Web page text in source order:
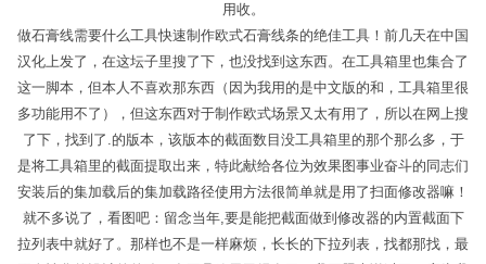
用收。
做石膏线需要什么工具快速制作欧式石膏线条的绝佳工具！前几天在中国
汉化上发了，在这坛子里搜了下，也没找到这东西。在工具箱里也集合了
这一脚本，但本人不喜欢那东西（因为我用的是中文版的和，工具箱里很
多功能用不了），但这东西对于制作欧式场景又太有用了，所以在网上搜
了下，找到了.的版本，该版本的截面数目没工具箱里的那个那么多，于
是将工具箱里的截面提取出来，特此献给各位为效果图事业奋斗的同志们
安装后的集加载后的集加载路径使用方法很简单就是用了扫面修改器嘛！
就不多说了，看图吧：留念当年,要是能把截面做到修改器的内置截面下
拉列表中就好了。那样也不是一样麻烦，长长的下拉列表，找都那找，最